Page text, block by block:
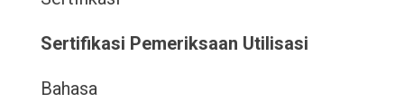
Sertifikasi Pemeriksaan Utilisasi
Bahasa